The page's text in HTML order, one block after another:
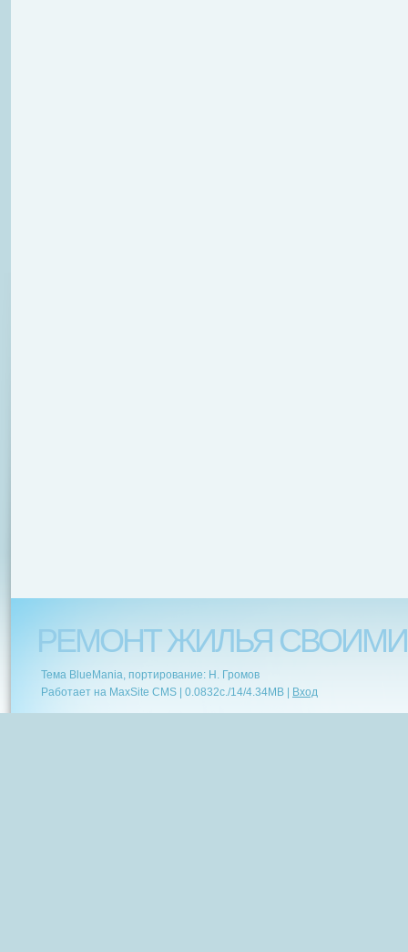
РЕМОНТ ЖИЛЬЯ
Тема BlueMania, портирование: Н. Громов
Работает на MaxSite CMS | 0.0832c./14/4.34MB | Вход